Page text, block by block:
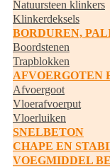
Natuursteen klinkers
Klinkerdeksels
BORDUREN,
Boordstenen
Trapblokken
AFVOERGOTEN
Afvoergoot
Vloerafvoerput
Vloerluiken
SNELBETON
CHAPE EN
VOEGMIDDEL